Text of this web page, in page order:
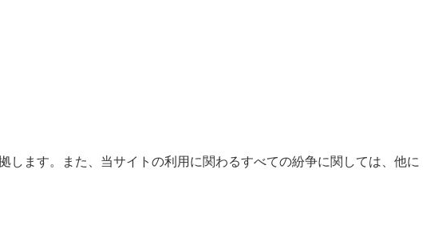
ます。また、当サイトの利用に関わるすべての紛争に関しては、他に